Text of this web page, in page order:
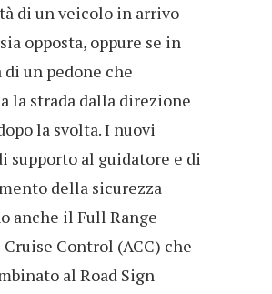
di un veicolo in arrivo
opposta, oppure se in
di un pedone che
la strada dalla direzione
la svolta. I nuovi
supporto al guidatore e di
della sicurezza
anche il Full Range
Control (ACC) che
al Road Sign